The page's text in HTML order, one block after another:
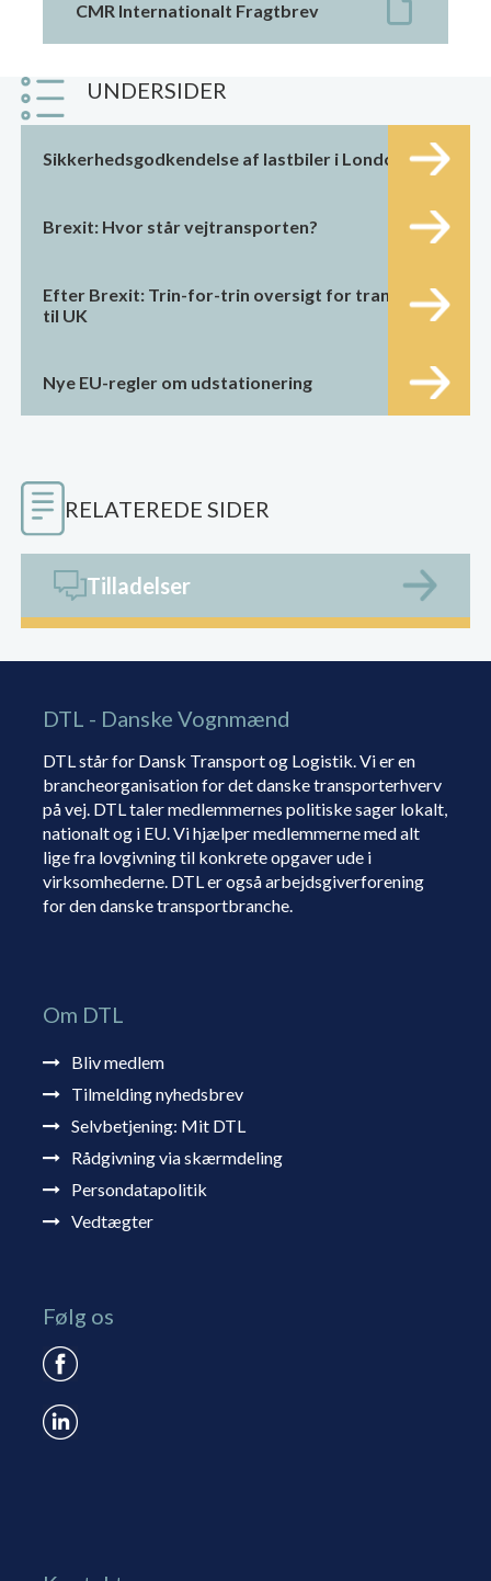
CMR Internationalt Fragtbrev
UNDERSIDER
Sikkerhedsgodkendelse af lastbiler i London
Brexit: Hvor står vejtransporten?
Efter Brexit: Trin-for-trin oversigt for transport
til UK
Nye EU-regler om udstationering
RELATEREDE SIDER
Tilladelser
DTL - Danske Vognmænd
DTL står for Dansk Transport og Logistik. Vi er en
brancheorganisation for det danske transporterhverv
på vej. DTL taler medlemmernes politiske sager lokalt,
nationalt og i EU. Vi hjælper medlemmerne med alt
lige fra lovgivning til konkrete opgaver ude i
virksomhederne. DTL er også arbejdsgiverforening
for den danske transportbranche.
Om DTL
Bliv medlem
Tilmelding nyhedsbrev
Selvbetjening: Mit DTL
Rådgivning via skærmdeling
Persondatapolitik
Vedtægter
Følg os